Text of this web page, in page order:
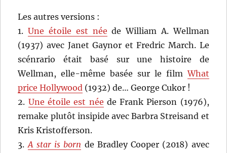
Les autres versions :
1.Une étoile est née de William A. Wellman
(1937) avec Janet Gaynor et Fredric March. Le
scénrario était basé sur une histoire de
Wellman, elle-même basée sur le filmWhat
price Hollywood (1932) de… George Cukor !
2. Une étoile est née de Frank Pierson (1976),
remake plutôt insipide avec Barbra Streisand et
Kris Kristofferson.
3.A star is born de Bradley Cooper (2018) avec